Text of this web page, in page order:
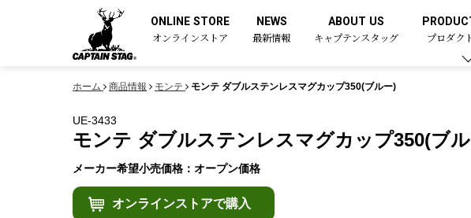
ONLINE STORE
オンラインストア
NEWS
最新情報
ABOUT US
キャプテンスタッグ プロダク
ホーム 商品情報 モンテ モンテ ダブルステンレスマグカップ350(ブルー)
UE-3433
モンテ ダブルステンレスマグカップ350(ブ
メーカー希望小売価格：オープン価格
オンラインストアで購入